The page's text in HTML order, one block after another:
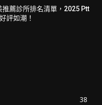
推薦診所排名清單，2025 Ptt
評如潮！
38